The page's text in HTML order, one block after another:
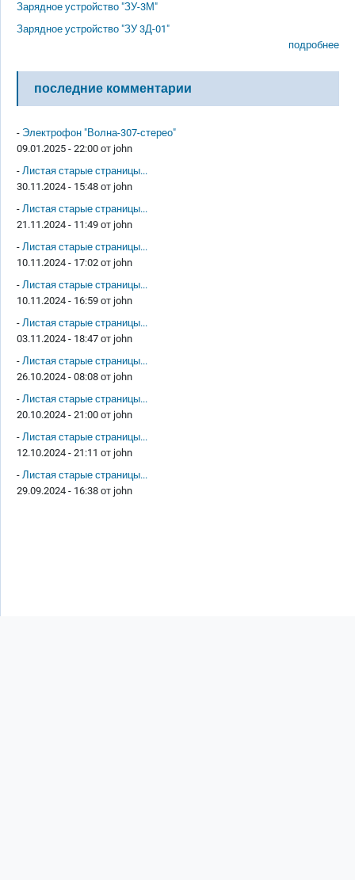
Зарядное устройство "ЗУ-3М"
Зарядное устройство "ЗУ 3Д-01"
подробнее
последние комментарии
- Электрофон "Волна-307-стерео"
09.01.2025 - 22:00 от john
- Листая старые страницы...
30.11.2024 - 15:48 от john
- Листая старые страницы...
21.11.2024 - 11:49 от john
- Листая старые страницы...
10.11.2024 - 17:02 от john
- Листая старые страницы...
10.11.2024 - 16:59 от john
- Листая старые страницы...
03.11.2024 - 18:47 от john
- Листая старые страницы...
26.10.2024 - 08:08 от john
- Листая старые страницы...
20.10.2024 - 21:00 от john
- Листая старые страницы...
12.10.2024 - 21:11 от john
- Листая старые страницы...
29.09.2024 - 16:38 от john